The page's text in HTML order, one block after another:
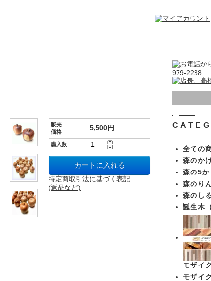
販売
価格
5,500円
購入数
特定商取引法に基づく表記
(返品など)
全ての
森のか
森の5か
森のり
森のし
誕生木
モザイ
モザイ